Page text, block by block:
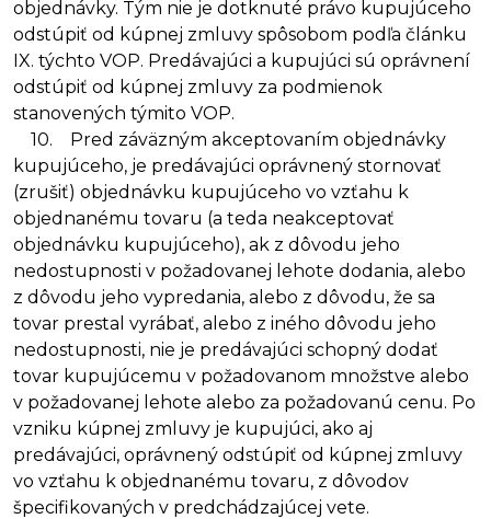
objednávky. Tým nie je dotknuté právo kupujúceho
odstúpiť od kúpnej zmluvy spôsobom podľa článku
IX. týchto VOP. Predávajúci a kupujúci sú oprávnení
odstúpiť od kúpnej zmluvy za podmienok
stanovených týmito VOP.
10. Pred záväzným akceptovaním objednávky
kupujúceho, je predávajúci oprávnený stornovať
(zrušiť) objednávku kupujúceho vo vzťahu k
objednanému tovaru (a teda neakceptovať
objednávku kupujúceho), ak z dôvodu jeho
nedostupnosti v požadovanej lehote dodania, alebo
z dôvodu jeho vypredania, alebo z dôvodu, že sa
tovar prestal vyrábať, alebo z iného dôvodu jeho
nedostupnosti, nie je predávajúci schopný dodať
tovar kupujúcemu v požadovanom množstve alebo
v požadovanej lehote alebo za požadovanú cenu. Po
vzniku kúpnej zmluvy je kupujúci, ako aj
predávajúci, oprávnený odstúpiť od kúpnej zmluvy
vo vzťahu k objednanému tovaru, z dôvodov
špecifikovaných v predchádzajúcej vete.